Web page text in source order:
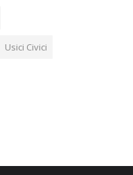
Usici Civici